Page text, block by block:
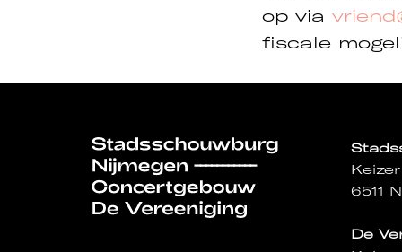
op via
fiscale
6511
De